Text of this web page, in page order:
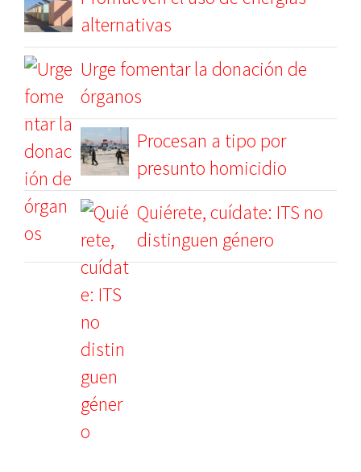
alternativas
Urge fomentar la donación de
órganos
Procesan a tipo por
presunto homicidio
Quiérete, cuídate: ITS no
distinguen género